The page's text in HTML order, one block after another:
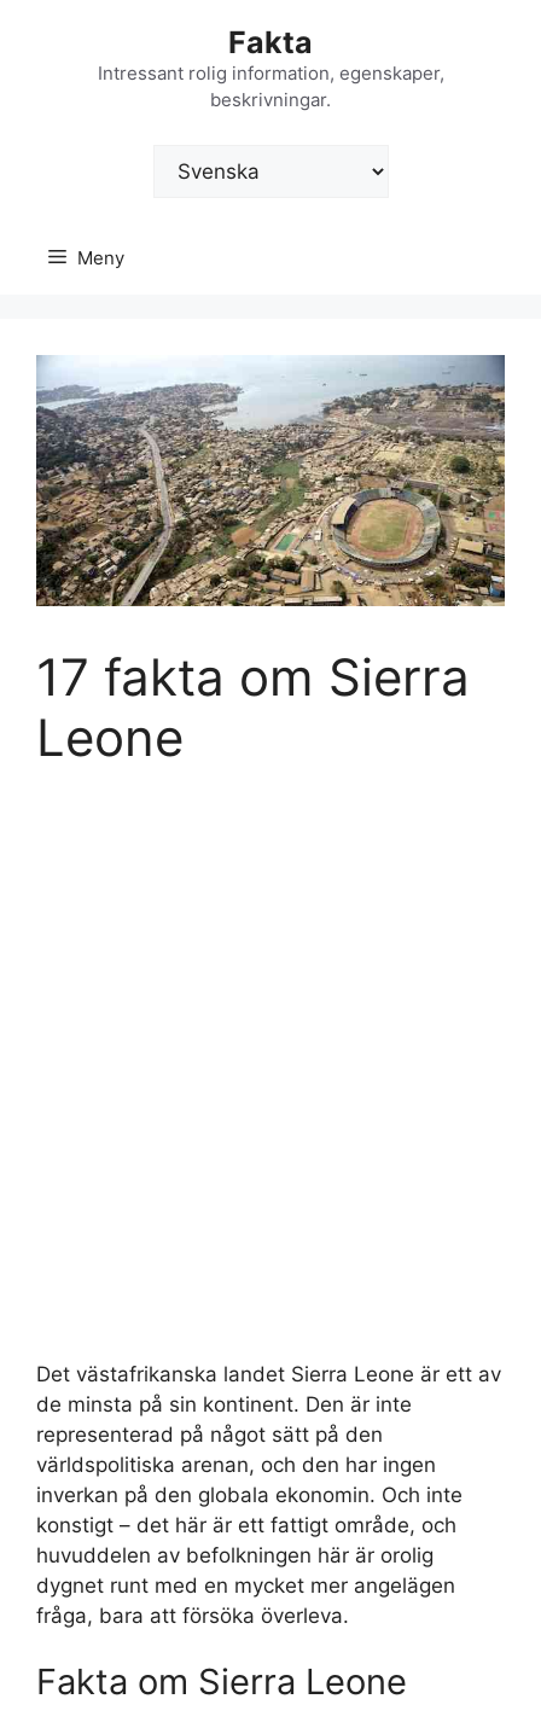
Fakta
Intressant rolig information, egenskaper,
beskrivningar.
Välj
Meny
17 fakta om Sierra
Leone
Det västafrikanska landet Sierra Leone är ett av
de minsta på sin kontinent. Den är inte
representerad på något sätt på den
världspolitiska arenan, och den har ingen
inverkan på den globala ekonomin. Och inte
konstigt – det här är ett fattigt område, och
huvuddelen av befolkningen här är orolig
dygnet runt med en mycket mer angelägen
fråga, bara att försöka överleva.
Fakta om Sierra Leone